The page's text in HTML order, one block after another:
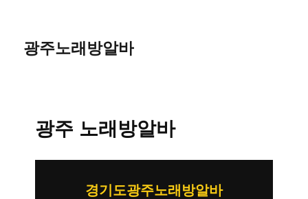
광주노래방알바
광주 노래방알바
경기도광주노래방알바